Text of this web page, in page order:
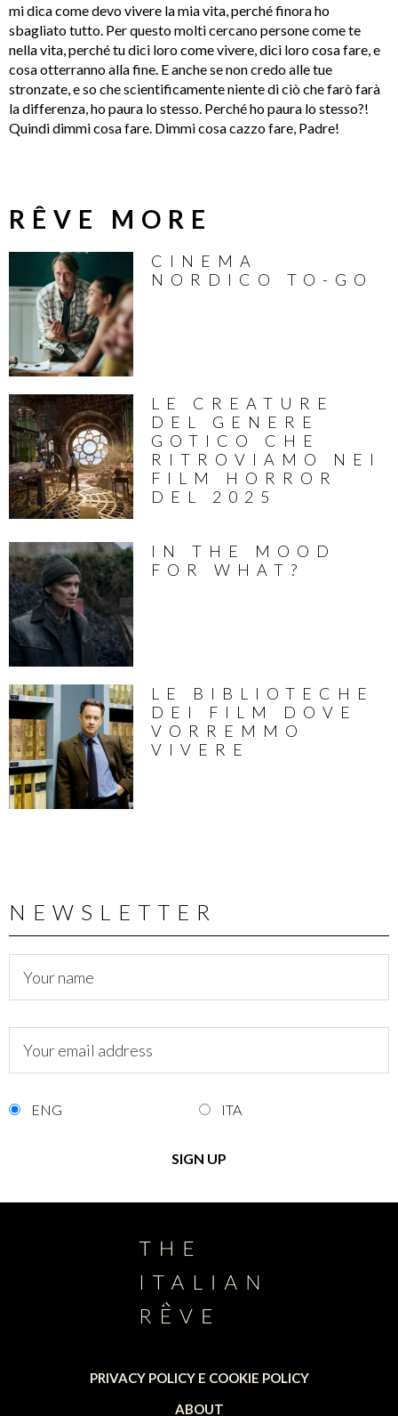
mi dica come devo vivere la mia vita, perché finora ho
sbagliato tutto. Per questo molti cercano persone come te
nella vita, perché tu dici loro come vivere, dici loro cosa fare, e
cosa otterranno alla fine. E anche se non credo alle tue
stronzate, e so che scientificamente niente di ciò che farò farà
la differenza, ho paura lo stesso. Perché ho paura lo stesso?!
Quindi dimmi cosa fare. Dimmi cosa cazzo fare, Padre!
RÊVE MORE
CINEMA
NORDICO TO-GO
LE CREATURE
DEL GENERE
GOTICO CHE
RITROVIAMO NEI
FILM HORROR
DEL 2025
IN THE MOOD
FOR WHAT?
LE BIBLIOTECHE
DEI FILM DOVE
VORREMMO
VIVERE
NEWSLETTER
ENG ITA
PRIVACY POLICY E COOKIE POLICY
ABOUT